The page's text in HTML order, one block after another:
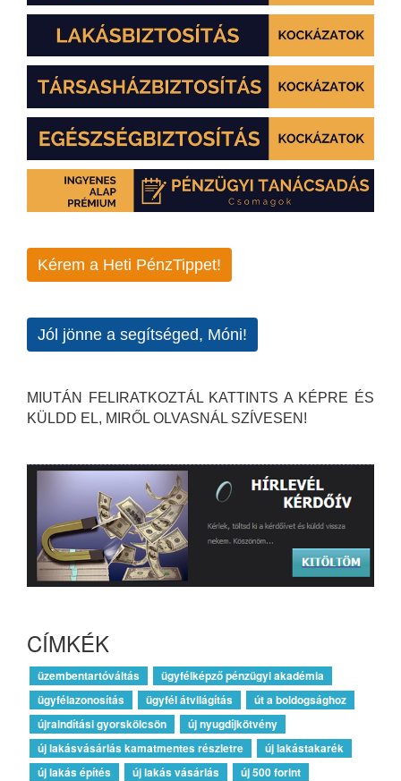
Kérem a Heti PénzTippet!
Jól jönne a segítséged, Móni!
MIUTÁN FELIRATKOZTÁL KATTINTS A KÉPRE ÉS
KÜLDD EL, MIRŐL OLVASNÁL SZÍVESEN!
CÍMKÉK
üzembentartóváltás
ügyfélképző pénzügyi akadémia
ügyfélazonosítás
ügyfél átvilágítás
út a boldogsághoz
újraindítási gyorskölcsön
új nyugdíjkötvény
új lakásvásárlás kamatmentes részletre
új lakástakarék
új lakás építés
új lakás vásárlás
új 500 forint